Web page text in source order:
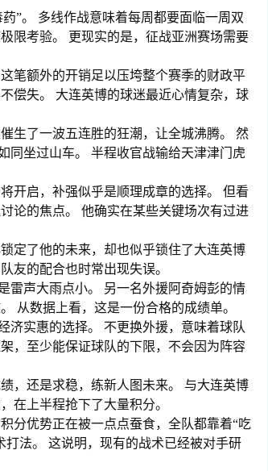
”。 多线作战意味着每周都要面临一周双
限考验。 更现实的是，征战亚洲赛场需要
笔额外的开销足以压垮整个赛季的财政平
偿失。 大连英博的球迷最近心情复杂，球
生了一波五连胜的狂潮，让全城沸腾。 然
同坐过山车。 半程收官战输给天津津门虎
开启，补强似乎是顺理成章的选择。 但看
论的焦点。 他确实在某些关键场次有过进
定了他的未来，却也似乎锁住了大连英博
友的配合也时常出现失误。
雷声大雨点小。 另一名外援阿奇姆彭的情
从数据上看，这是一份合格的成绩单。
济实惠的选择。 不更换外援，意味着球队
，至少能保证球队的下限，不会因为阵容
，还是求稳，练新人图未来。 与大连英博
在上半程抢下了大量积分。
分优势正在被一点点蚕食，全队都靠着“吃
法。 这说明，现有的战术已经被对手研